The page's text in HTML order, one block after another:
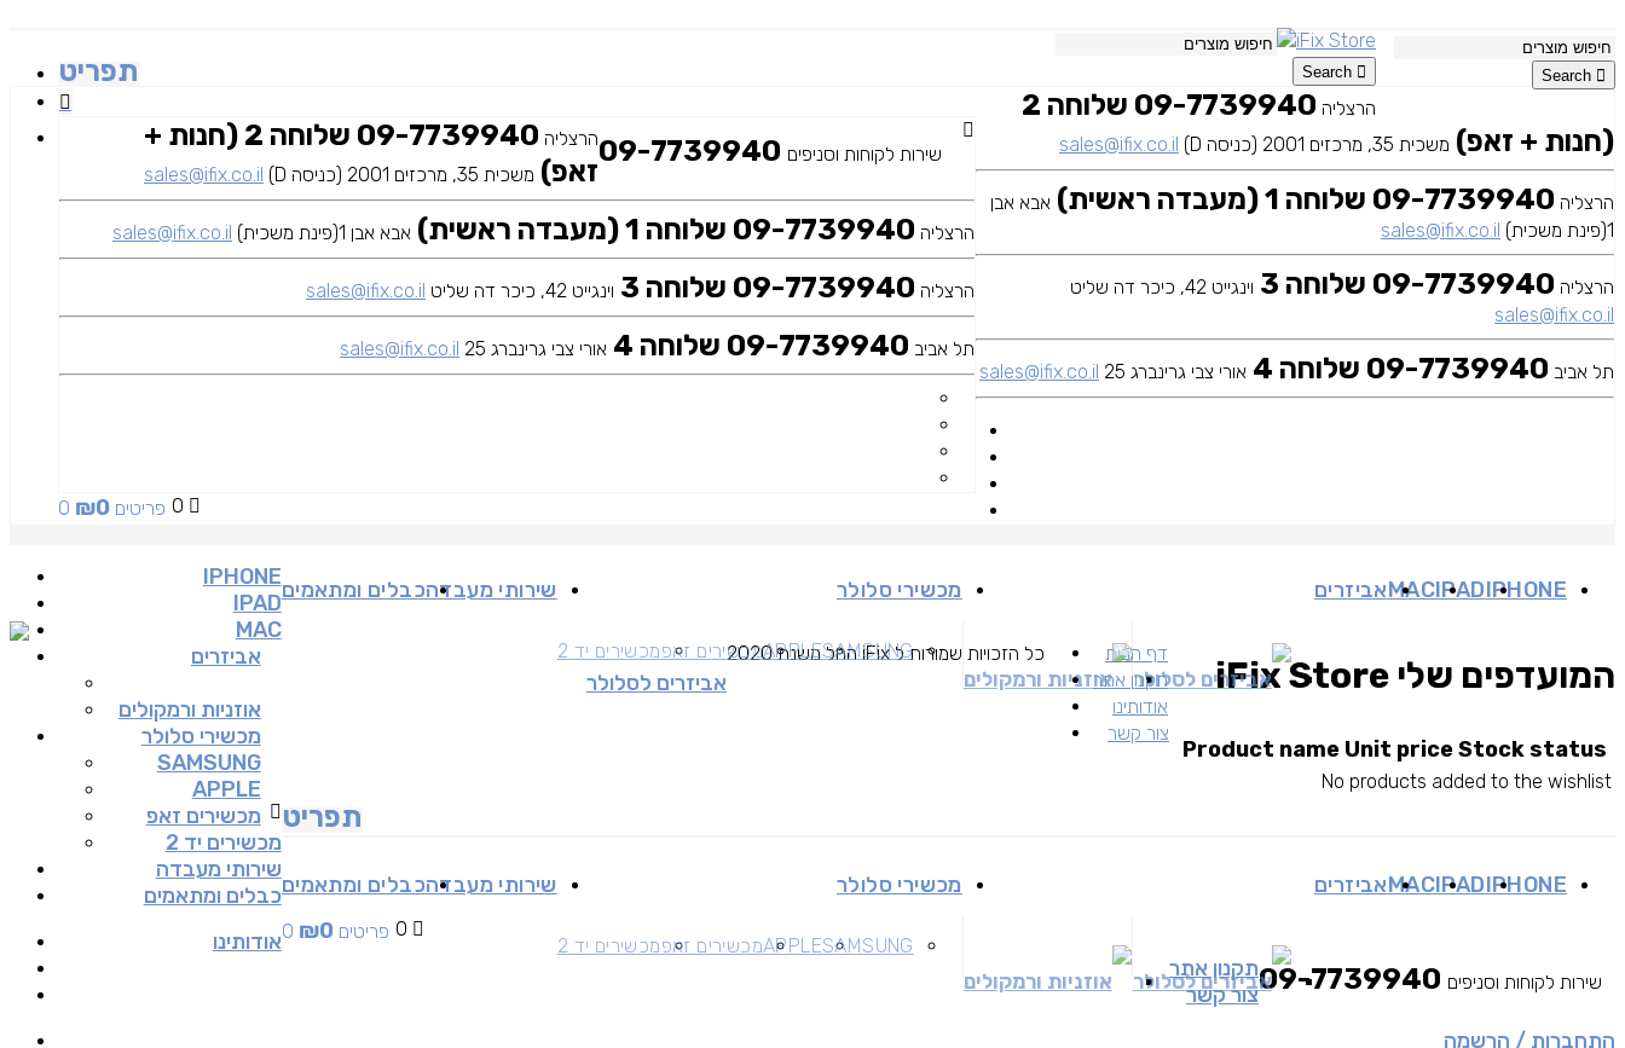
Search תפריט
שירות לקוחות וסניפים
הרצליה
09-7739940 שלוחה 2 (חנות +
זאפ) משכית 35, מרכזים 2001 (כניסה D) sales@ifix.co.il
הרצליה 09-7739940 שלוחה 1 (מעבדה ראשית) אבא אבן 1(פינת משכית) sales@ifix.co.il
הרצליה 09-7739940 שלוחה 3 וינגייט 42, כיכר דה שליט sales@ifix.co.il
תל אביב 09-7739940 שלוחה 4 אורי צבי גרינברג 25 sales@ifix.co.il
0 0 פריטים ₪0
IPHONE
IPAD
MACאביזרים
אביזרים לסלולר אוזניות ורמקולים
מכשירי סלולר
SAMSUNG
APPLEמכשירים זאפמכשירים יד 2
שירותי מעבדהכבלים ומתאמים
המועדפים שלי iFix Store
Product name Unit priceStock status
No products added to the wishlist
דף הבית
תקנון אתר
אודותינו
צור קשר
כל הזכויות שמורות ל iFix החל משנת 2020
תפריט
IPHONE
IPAD
MACאביזרים
אביזרים לסלולר אוזניות ורמקולים
מכשירי סלולר
SAMSUNG
APPLEמכשירים זאפמכשירים יד 2
שירותי מעבדהכבלים ומתאמים
0 0 פריטים ₪0
Search
שירות לקוחות וסניפים
הרצליה
09-7739940 שלוחה 2
(חנות + זאפ) משכית 35, מרכזים 2001 (כניסה D) sales@ifix.co.il
הרצליה 09-7739940 שלוחה 1 (מעבדה ראשית)
אבא אבן
1(פינת משכית)
sales@ifix.co.il
הרצליה 09-7739940 שלוחה 3
וינגייט 42, כיכר דה שליט
sales@ifix.co.il
תל אביב 09-7739940 שלוחה 4 אורי צבי גרינברג 25 sales@ifix.co.il
IPHONE
IPAD
MAC
אביזרים
אביזרים לסלולר
אוזניות ורמקולים
מכשירי סלולר
SAMSUNG
APPLE
מכשירים זאפ
מכשירים יד 2
שירותי מעבדה
כבלים ומתאמים
אודותינו
תקנון אתר
צור קשר
התחברות / הרשמה